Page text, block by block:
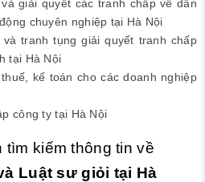
giải quyết các tranh chấp về dân
chuyên nghiệp tại Hà Nội
tranh tụng giải quyết tranh chấp
tại Hà Nội
kế toán cho các doanh nghiệp
công ty tại Hà Nội
tìm kiếm thông tin về
Luật sư giỏi tại Hà